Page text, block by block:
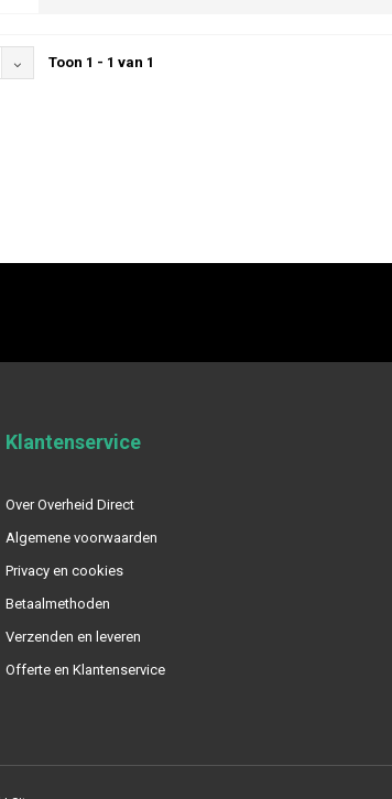
Toon 1 - 1 van 1
Klantenservice
Over Overheid Direct
Algemene voorwaarden
Privacy en cookies
Betaalmethoden
Verzenden en leveren
Offerte en Klantenservice